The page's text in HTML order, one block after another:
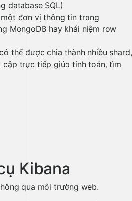
database SQL)
đơn vị thông tin trong
MongoDB hay khái niệm row
thể được chia thành nhiều shard,
trực tiếp giúp tính toán, tìm
Kibana
qua môi trường web.